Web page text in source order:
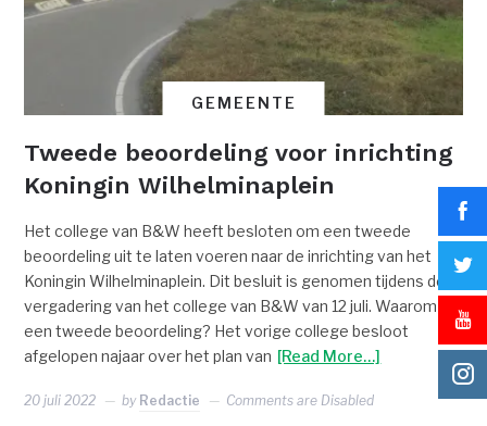
GEMEENTE
Tweede beoordeling voor inrichting
Koningin Wilhelminaplein
Het college van B&W heeft besloten om een tweede
beoordeling uit te laten voeren naar de inrichting van het
Koningin Wilhelminaplein. Dit besluit is genomen tijdens de
vergadering van het college van B&W van 12 juli. Waarom
een tweede beoordeling? Het vorige college besloot
afgelopen najaar over het plan van [Read More…]
20 juli 2022 by Redactie Comments are Disabled